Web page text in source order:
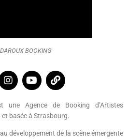
BOOKING
une Agence de Booking d’Artistes
basée à Strasbourg.
développement de la scène émergente